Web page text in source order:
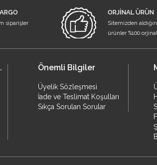
siparişler
ORJİNAL ÜRÜN
Sitemizden
ürünler %100
Önemli Bilgiler
Üyelik Sözleşmesi
İade ve Teslimat Koşulları
Sıkça Sorulan Sorular